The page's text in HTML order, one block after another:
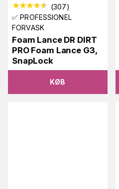
(307)
✅ PROFESSIONEL
FORVASK
Foam Lance DR DIRT
PRO Foam Lance G3,
SnapLock
KØB